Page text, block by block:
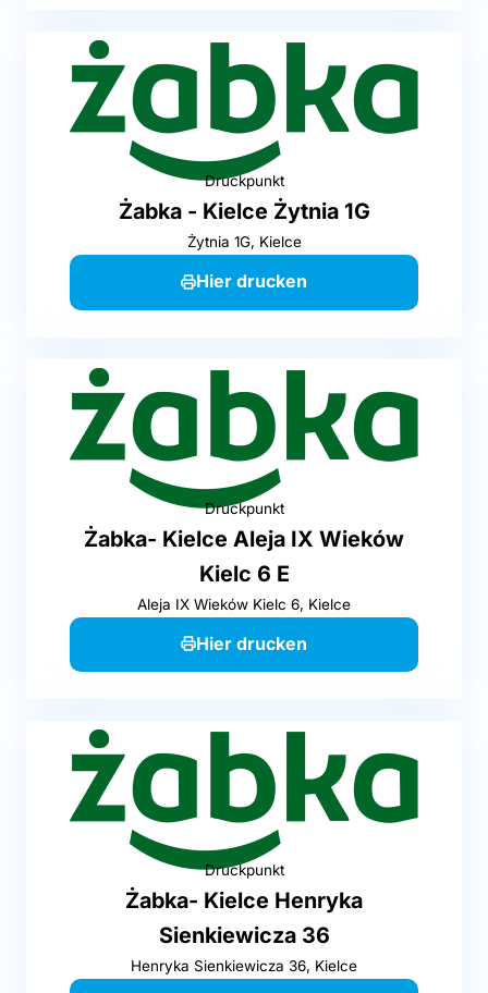
Druckpunkt
Żabka - Kielce Żytnia 1G
Żytnia 1G, Kielce
Hier drucken
Druckpunkt
Żabka- Kielce Aleja IX Wieków
Kielc 6 E
Aleja IX Wieków Kielc 6, Kielce
Hier drucken
Druckpunkt
Żabka- Kielce Henryka
Sienkiewicza 36
Henryka Sienkiewicza 36, Kielce